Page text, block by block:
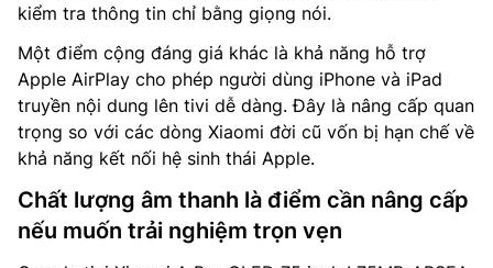
kiểm tra thông tin chỉ bằng giọng nói.
Một điểm cộng đáng giá khác là khả năng hỗ trợ
Apple AirPlay cho phép người dùng iPhone và iPad
truyền nội dung lên tivi dễ dàng. Đây là nâng cấp quan
trọng so với các dòng Xiaomi đời cũ vốn bị hạn chế về
khả năng kết nối hệ sinh thái Apple.
Chất lượng âm thanh là điểm cần nâng cấp
nếu muốn trải nghiệm trọn vẹn